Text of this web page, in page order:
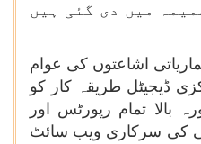
میں دی گئی ہیں
اشاعتوں کی عوام
ڈیجیٹل طریقہ کار کو
بالا تمام رپورٹس اور
کی سرکاری ویب سائٹ